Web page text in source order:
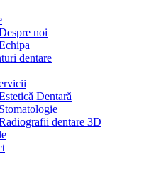
noi
dentare
Dentară
Stomatologie
dentare 3D